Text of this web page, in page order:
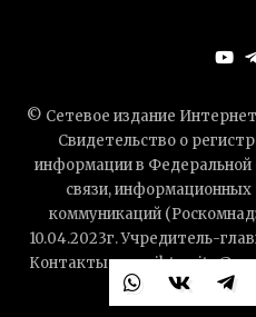
© Сетевое издание
Свидетельство о
информации в Федеральной
связи, информационных
коммуникаций
10.04.2023г. Учредитель-
Контакты — mail-to:
54-08. All